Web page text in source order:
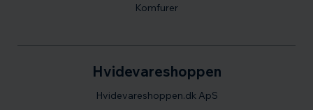
Hvidevareshoppen
Hvidevareshoppen.dk ApS
Komfurer